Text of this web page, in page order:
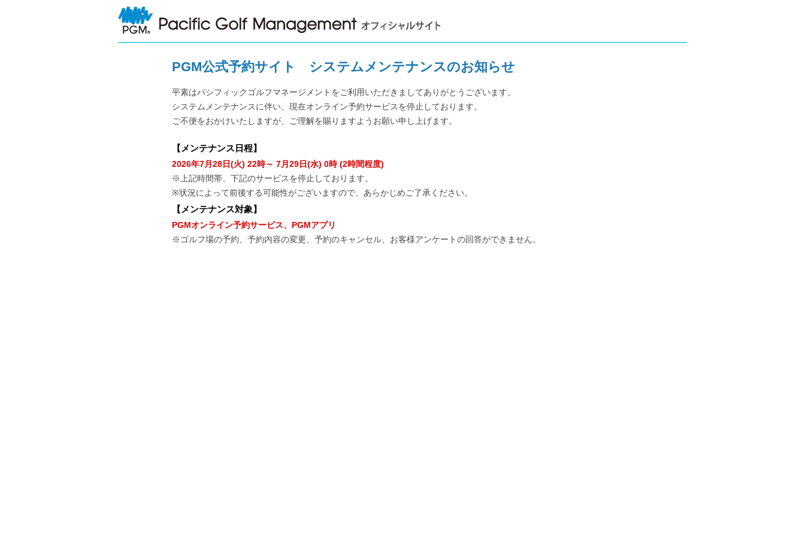
PGM公式予約サイト システムメンテナンスのお知らせ
平素はパシフィックゴルフマネージメントをご利用いただきましてありがとうございます。
システムメンテナンスに伴い、現在オンライン予約サービスを停止しております。
ご不便をおかけいたしますが、ご理解を賜りますようお願い申し上げます。
【 メンテナンス日程】
2026年7月28日(火) 22時～ 7月29日(水) 0時(2時間程度)
※上記時間帯、下記のサービスを停止しております。
※状況によって前後する可能性がございますので、あらかじめご了承ください。
【 メンテナンス対象】
PGMオンライン予約サービス、PGMアプリ
※ゴルフ場の予約、予約内容の変更、予約のキャンセル、お客様アンケートの回答ができません。